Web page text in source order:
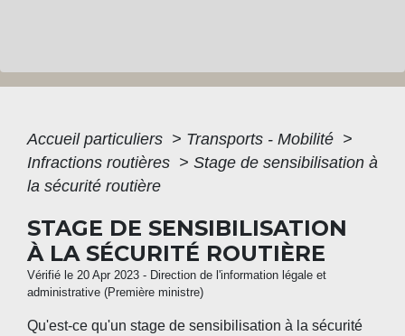
Accueil particuliers > Transports - Mobilité >
Infractions routières > Stage de sensibilisation à
la sécurité routière
STAGE DE SENSIBILISATION
À LA SÉCURITÉ ROUTIÈRE
Vérifié le 20 Apr 2023 - Direction de l'information légale et
administrative (Première ministre)
Qu'est-ce qu'un stage de sensibilisation à la sécurité